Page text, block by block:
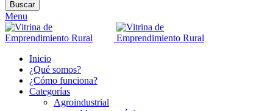
Buscar
Menu
Inicio
¿Qué somos?
¿Cómo funciona?
Categorías
Agroindustrial